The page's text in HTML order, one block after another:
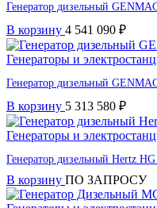
Генератор дизельный
В корзину 4 541 090 ₽
Генераторы и
Генератор дизельный
В корзину 5 313 580 ₽
Генераторы и
Генератор дизельный Hertz
В корзину ПО ЗАПРОСУ